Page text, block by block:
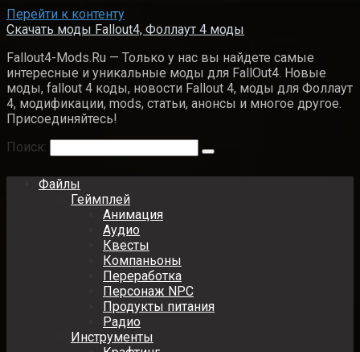
Перейти к контенту
Скачать моды Fallout4, Фоллаут 4 моды
Fallout4-Mods.Ru — Только у нас вы найдете самые
интересные и уникальные моды для FallOut4. Новые
моды, fallout 4 коды, новости Fallout 4, моды для Фоллаут
4, модификации, mods, статьи, анонсы и многое другое.
Присоединяйтесь!
Поиск:
Файлы
Геймплей
Анимация
Аудио
Квесты
Компаньоны
Переработка
Персонаж NPC
Продукты питания
Радио
Инструменты